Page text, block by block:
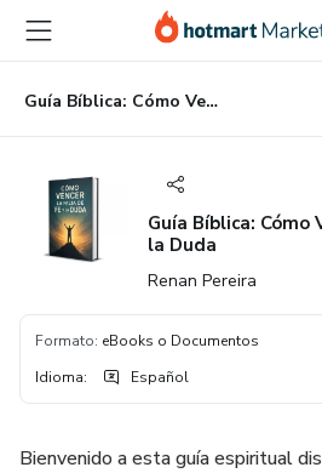
principal
página
de
página
Guía Bíblica: Cómo Vencer la Falta de Fe y la Duda
Guía Bíblica: Cómo
la Duda
Renan Pereira
Formato: eBooks o Documentos
Idioma: Español
Bienvenido a esta guía espiritual